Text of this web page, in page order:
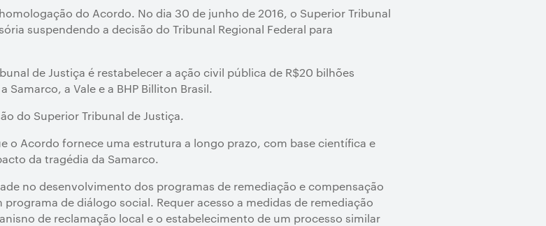
do Acordo. No dia 30 de junho de 2016, o Superior Tribunal
suspendendo a decisão do Tribunal Regional Federal para
de Justiça é restabelecer a ação civil pública de R$20 bilhões
a Vale e a BHP Billiton Brasil.
do Superior Tribunal de Justiça.
o Acordo fornece uma estrutura a longo prazo, com base científica e
da tragédia da Samarco.
no desenvolvimento dos programas de remediação e compensação
de diálogo social. Requer acesso a medidas de remediação
de reclamação local e o estabelecimento de um processo similar